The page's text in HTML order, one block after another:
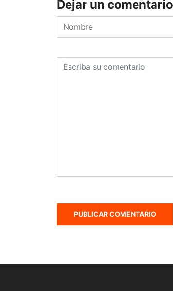
Dejar un comentario